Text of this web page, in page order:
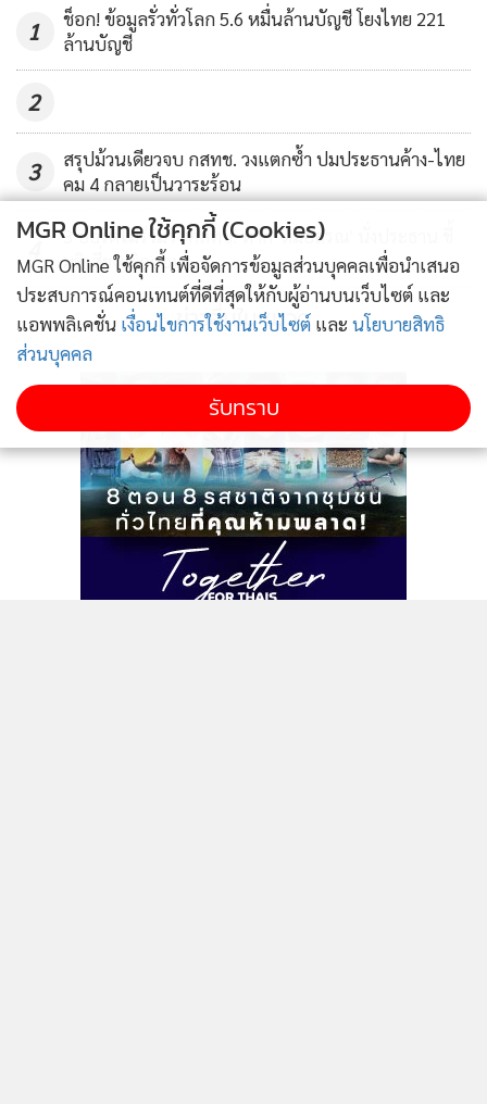
การให้บริการขนส่งสินค้าระหว่างประเทศ เทรนด์การให้บริการ
ขนส่งสินค้าขนาดใหญ่ เทรนด์การบริการโลจิสติกส์แบบครบ
ด่วนทั้งสินค้าแบบแช่เย็นและแช่แข็ง" นายดนันท์ กล่าว
1
ช็อก! ข้อมูลรั่วทั่วโลก 5.6 หมื่นล้านบัญชี โยงไทย 221
ล้านบัญชี
2
3
สรุปม้วนเดียวจบ กสทช. วงแตกซ้ำ ปมประธานค้าง-ไทย
คม 4 กลายเป็นวาระร้อน
3 บอร์ดไม่ร่วมวง กสทช. หาก 'หมอสรณ' นั่งประธาน ชี้
มติเสี่ยงเพิกถอน
ข่าวอื่นในหมวด
MGR Online ใช้คุกกี้ (Cookies)
MGR Online ใช้คุกกี้ เพื่อจัดการข้อมูลส่วนบุคคลเพื่อนำเสนอ
ประสบการณ์คอนเทนต์ที่ดีที่สุดให้กับผู้อ่านบนเว็บไซต์ และ
แอพพลิเคชั่น เงื่อนไขการใช้งานเว็บไซต์ และ นโยบายสิทธิ
ส่วนบุคคล
รับทราบ